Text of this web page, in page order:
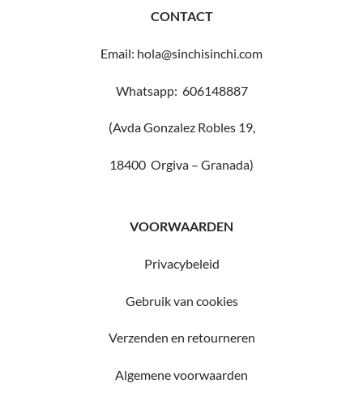
CONTACT
Email: hola@sinchisinchi.com
Whatsapp: 606148887
(Avda Gonzalez Robles 19,
18400 Orgiva – Granada)
VOORWAARDEN
Privacybeleid
Gebruik van cookies
Verzenden en retourneren
Algemene voorwaarden